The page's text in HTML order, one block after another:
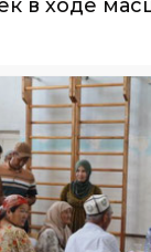
в ходе